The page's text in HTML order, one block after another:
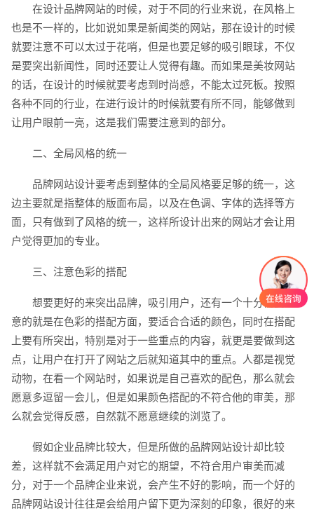
在设计品牌网站的时候，对于不同的行业来说，在风格上
也是不一样的，比如说如果是新闻类的网站，那在设计的时候
就要注意不可以太过于花哨，但是也要足够的吸引眼球，不仅
是要突出新闻性，同时还要让人觉得有趣。而如果是美妆网站
的话，在设计的时候就要考虑到时尚感，不能太过死板。按照
各种不同的行业，在进行设计的时候就要有所不同，能够做到
让用户眼前一亮，这是我们需要注意到的部分。
二、全局风格的统一
品牌网站设计要考虑到整体的全局风格要足够的统一，这
边主要就是指整体的版面布局，以及在色调、字体的选择等方
面，只有做到了风格的统一，这样所设计出来的网站才会让用
户觉得更加的专业。
三、注意色彩的搭配
想要更好的来突出品牌，吸引用户，还有一个十分需要注
意的就是在色彩的搭配方面，要适合合适的颜色，同时在搭配
上要有所突出，特别是对于一些重点的内容，就更是要做到这
点，让用户在打开了网站之后就知道其中的重点。人都是视觉
动物，在看一个网站时，如果说是自己喜欢的配色，那么就会
愿意多逗留一会儿，但是如果颜色搭配的不符合他的审美，那
么就会觉得反感，自然就不愿意继续的浏览了。
假如企业品牌比较大，但是所做的品牌网站设计却比较
差，这样就不会满足用户对它的期望，不符合用户审美而减
分，对于一个品牌企业来说，会产生不好的影响，而一个好的
品牌网站设计往往是会给用户留下更为深刻的印象，很好的来
创意品牌型网站 · 标准企业官网建设